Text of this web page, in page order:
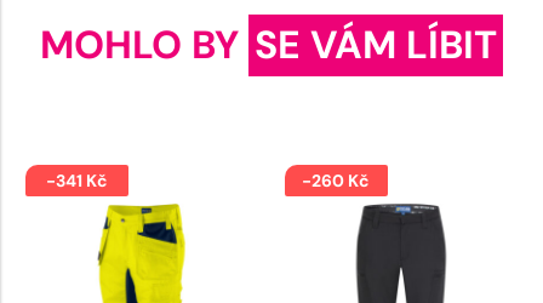
MOHLO BY SE VÁM LÍBIT
-341 Kč -260 Kč